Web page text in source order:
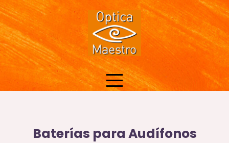
Skip
to
content
Baterías para Audífonos